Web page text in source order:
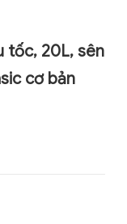
tốc, 20L, sên
cơ bản